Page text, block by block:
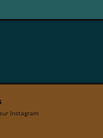
Instagram